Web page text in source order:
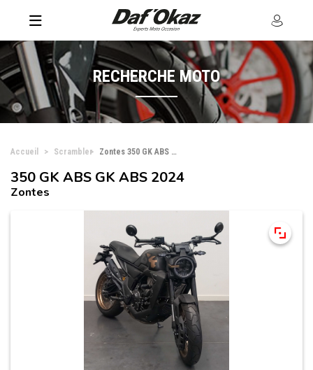
RECHERCHE MOTO
Accueil Scrambler Zontes 350 GK ABS GK ABS
350 GK ABS GK ABS 2024
Zontes